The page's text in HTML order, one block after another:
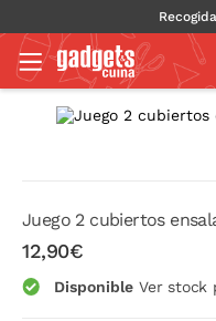
Juego 2 cubiertos
12,90€
Disponible Ver stock